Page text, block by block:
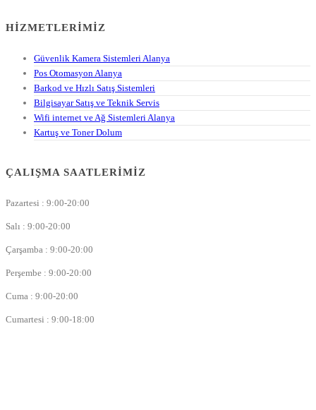
HIZMETLERIMIZ
Güvenlik Kamera Sistemleri Alanya
Pos Otomasyon Alanya
Barkod ve Hızlı Satış Sistemleri
Bilgisayar Satış ve Teknik Servis
Wifi internet ve Ağ Sistemleri Alanya
Kartuş ve Toner Dolum
ÇALIŞMA SAATLERIMIZ
Pazartesi : 9:00-20:00
Salı : 9:00-20:00
Çarşamba : 9:00-20:00
Perşembe : 9:00-20:00
Cuma : 9:00-20:00
Cumartesi : 9:00-18:00